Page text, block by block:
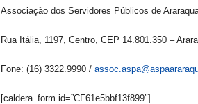
Associação dos Servidores Públicos de
Rua Itália, 1197, Centro, CEP 14.801.350 –
Fone: (16) 3322.9990 /
[caldera_form id=”CF61e5bbf13f899″]